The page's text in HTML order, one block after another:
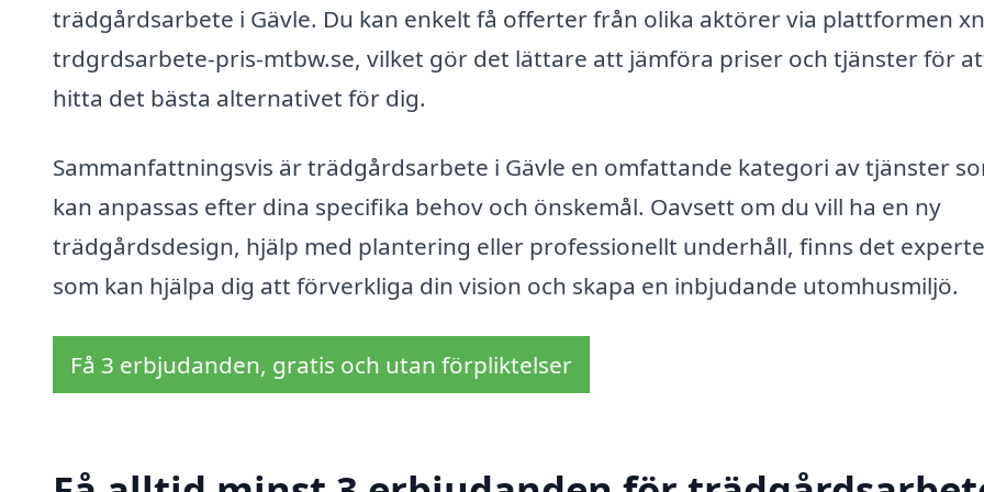
trädgårdsarbete i Gävle. Du kan enkelt få offerter från olika aktörer via plattformen
trdgrdsarbete-pris-mtbw.se, vilket gör det lättare att jämföra priser och tjänster för
hitta det bästa alternativet för dig.
Sammanfattningsvis är trädgårdsarbete i Gävle en omfattande kategori av tjänster
kan anpassas efter dina specifika behov och önskemål. Oavsett om du vill ha en ny
trädgårdsdesign, hjälp med plantering eller professionellt underhåll, finns det
som kan hjälpa dig att förverkliga din vision och skapa en inbjudande utomhusmiljö.
Få 3 erbjudanden, gratis och utan förpliktelser